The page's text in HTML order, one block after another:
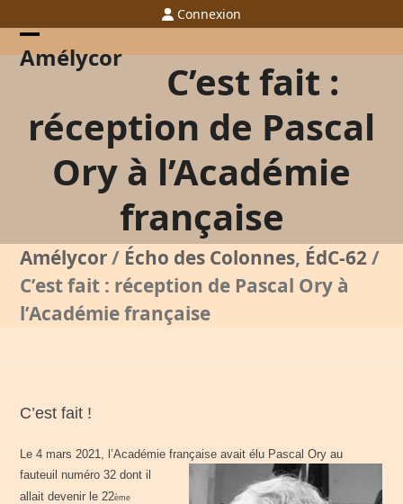
to
content
Connexion
Amélycor
Open
menu
Close
menu
C’est fait :
réception de Pascal
Ory à l’Académie
française
Amélycor/ Écho des Colonnes, ÉdC-62/
C’est fait : réception de Pascal Ory à
l’Académie française
C’est fait !
Le 4 mars 2021, l’Académie française avait élu Pascal Ory au
fauteuil numéro 32 dont il
allait devenir le 22ème